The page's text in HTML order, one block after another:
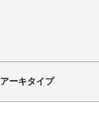
アーキタイプ